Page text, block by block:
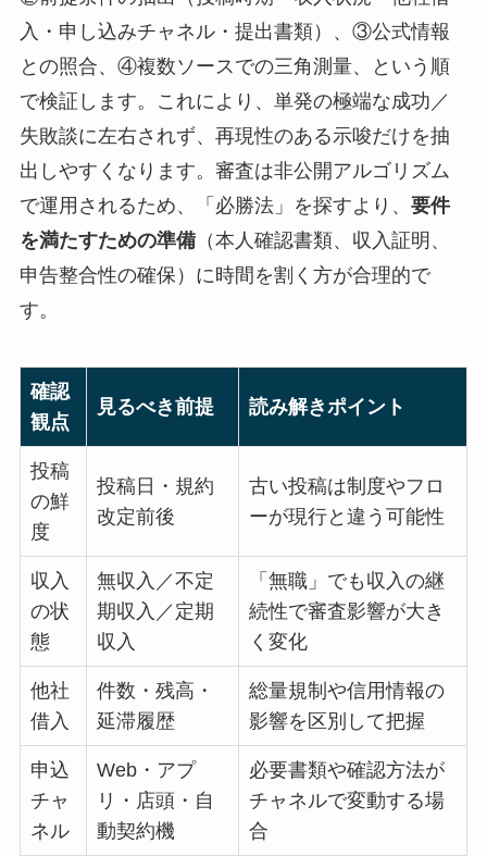
入・申し込みチャネル・提出書類）、③公式情報
との照合、④複数ソースでの三角測量、という順
で検証します。これにより、単発の極端な成功／
失敗談に左右されず、再現性のある示唆だけを抽
出しやすくなります。審査は非公開アルゴリズム
で運用されるため、「必勝法」を探すより、 要件
を満たすための準備（本人確認書類、収入証明、
申告整合性の確保）に時間を割く方が合理的で
す。
確認
観点
見るべき前提 読み解きポイント
投稿
の鮮
度
投稿日・規約
改定前後
古い投稿は制度やフロ
ーが現行と違う可能性
収入
の状
態
無収入／不定
期収入／定期
収入
「無職」でも収入の継
続性で審査影響が大き
く変化
他社
借入
件数・残高・
延滞履歴
総量規制や信用情報の
影響を区別して把握
申込
チャ
ネル
Web・アプ
リ・店頭・自
動契約機
必要書類や確認方法が
チャネルで変動する場
合